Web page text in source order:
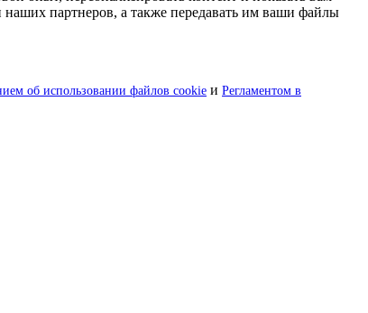
партнеров, а также передавать им ваши файлы
об использовании файлов cookie и Регламентом в